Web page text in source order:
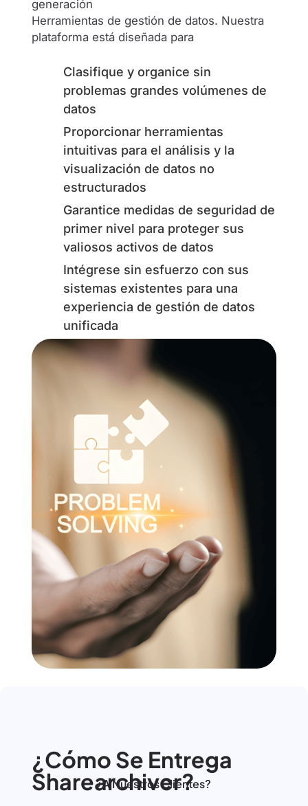
generación
Herramientas de gestión de datos. Nuestra
plataforma está diseñada para
Clasifique y organice sin
problemas grandes volúmenes de
datos
Proporcionar herramientas
intuitivas para el análisis y la
visualización de datos no
estructurados
Garantice medidas de seguridad de
primer nivel para proteger sus
valiosos activos de datos
Intégrese sin esfuerzo con sus
sistemas existentes para una
experiencia de gestión de datos
unificada
¿Cómo Se Entrega
Sharearchiver?
¿A Nuestros Clientes?